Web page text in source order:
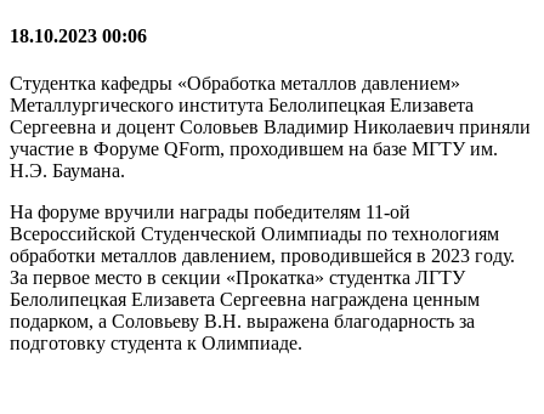
18.10.2023 00:06
Студентка кафедры «Обработка металлов давлением»
Металлургического института Белолипецкая Елизавета
Сергеевна и доцент Соловьев Владимир Николаевич приняли
участие в Форуме QForm, проходившем на базе МГТУ им.
Н.Э. Баумана.
На форуме вручили награды победителям 11-ой
Всероссийской Студенческой Олимпиады по технологиям
обработки металлов давлением, проводившейся в 2023 году.
За первое место в секции «Прокатка» студентка ЛГТУ
Белолипецкая Елизавета Сергеевна награждена ценным
подарком, а Соловьеву В.Н. выражена благодарность за
подготовку студента к Олимпиаде.